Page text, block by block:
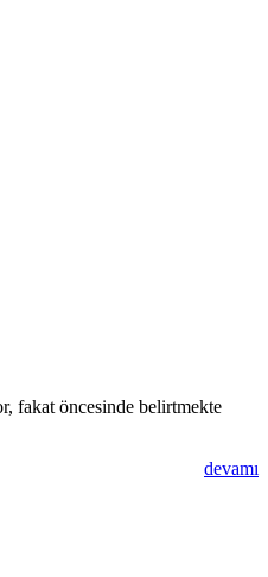
fakat öncesinde belirtmekte
devamı